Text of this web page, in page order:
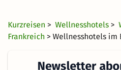
Kurzreisen > Wellnesshotels >
Frankreich > Wellnesshotels im
Newsletter